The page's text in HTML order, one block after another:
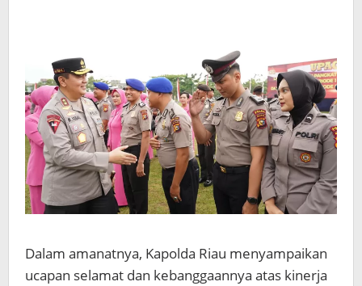
Dalam amanatnya, Kapolda Riau menyampaikan
ucapan selamat dan kebanggaannya atas kinerja